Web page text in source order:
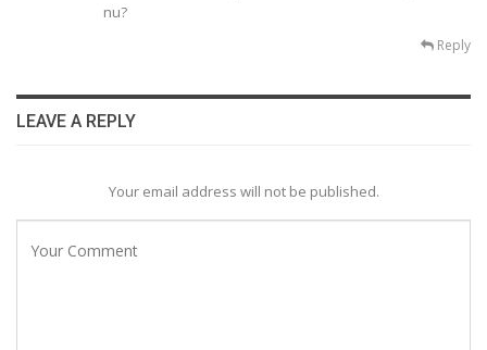
nu?
Reply
LEAVE A REPLY
Your email address will not be published.